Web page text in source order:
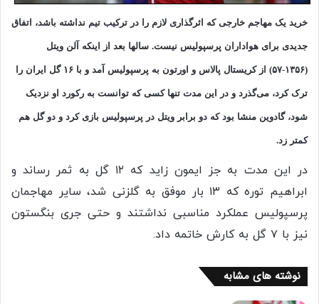
خرید یک مهاجم خارجی که اثرگذاری لازم را در ترکیب تیم نداشته باشد، اتفاق
جدیدی برای هواداران پرسپولیس نیست. سالها بعد از اینکه آلن ویتل
(۱۳۵۶-۵۷) از کریستال پالاس و اورتون به پرسپولیس آمد و با ۱۶ گل ایران را
ترک کرد، می‌گذرد و در این مدت تنها کسی که توانست به رکورد او نزدیک
شود، گادوین منشا بود که دو برابر ویتل در پرسپولیس بازی کرد و دو گل هم
کمتر زد.
در این مدت به جز ایمون زاید که ۱۲ گل به ثمر رساند و
ابراهیم توره که ۱۳ بار موفق به گلزنی شد، سایر مهاجمان
پرسپولیس عملکرد مناسبی نداشتند و حتی جری بنگستون
نیز با ۷ گل به کارش خاتمه داد.
نوشته های مشابه